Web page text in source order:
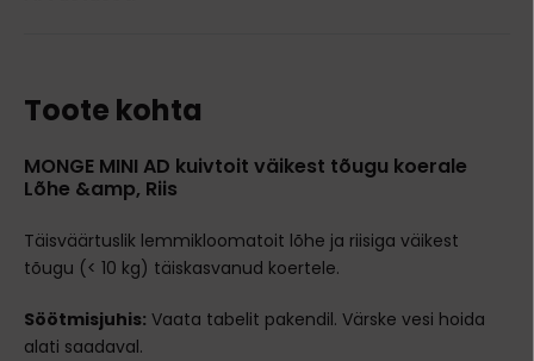
Toote kohta
MONGE MINI AD kuivtoit väikest tõugu koerale
Lõhe &amp, Riis
Täisväärtuslik lemmikloomatoit lõhe ja riisiga väikest
tõugu (< 10 kg) täiskasvanud koertele.
Söötmisjuhis: Vaata tabelit pakendil. Värske vesi hoida
alati saadaval.